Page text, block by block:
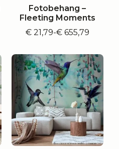
Fotobehang –
Fleeting Moments
€21,79-€655,79
Prijsklasse:
tot
€ 655,79